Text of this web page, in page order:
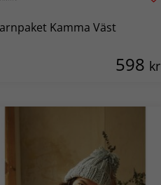
Kamma Väst
598 kr